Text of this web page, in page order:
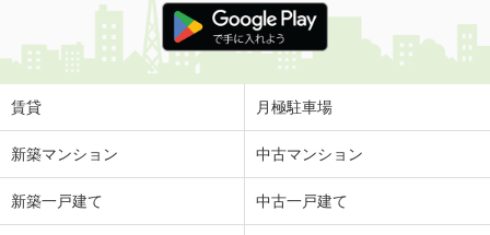
賃貸 月極駐車場
新築マンション 中古マンション
新築一戸建て 中古一戸建て